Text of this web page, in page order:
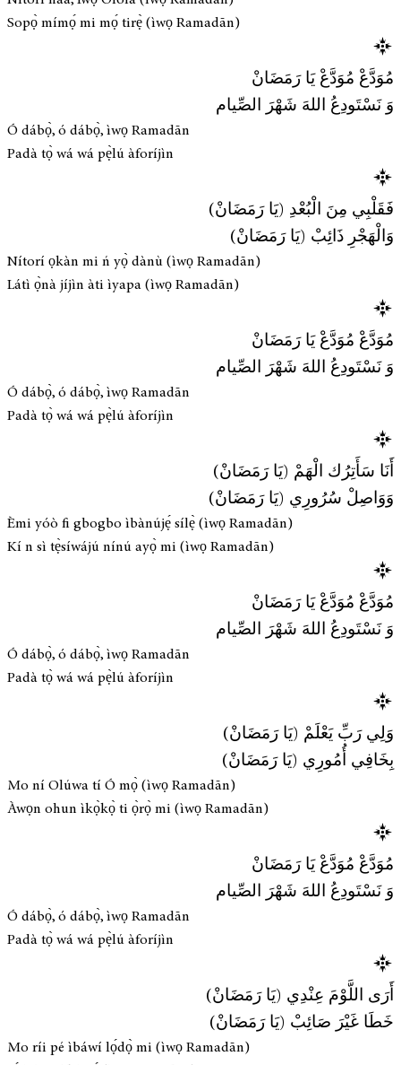
Sopọ̀ mímọ́ mi mọ́ tirẹ̀ (ìwọ Ramadān)
مُوَدَّعْ مُوَدَّعْ يَا رَمَضَانْ
وَ نَسْتَودِعُ اللهَ شَهْرَ الصِّيام
Ó dábọ̀, ó dábọ̀, ìwọ Ramadān
Padà tọ̀ wá wá pẹ̀lú àforíjìn
فَقَلْبِي مِنَ الْبُعْدِ (يَا رَمَضَانْ)
وَالْهَجْرِ ذَائِبْ (يَا رَمَضَانْ)
Nítorí ọkàn mi ń yọ̀ dànù (ìwọ Ramadān)
Látì ọ̀nà jíjìn àti ìyapa (ìwọ Ramadān)
مُوَدَّعْ مُوَدَّعْ يَا رَمَضَانْ
وَ نَسْتَودِعُ اللهَ شَهْرَ الصِّيام
Ó dábọ̀, ó dábọ̀, ìwọ Ramadān
Padà tọ̀ wá wá pẹ̀lú àforíjìn
أَنَا سَأَتِرُك الْهَمْ (يَا رَمَضَانْ)
وَوَاصِلْ سُرُورِي (يَا رَمَضَانْ)
Èmi yóò fi gbogbo ìbànújẹ́ sílẹ̀ (ìwọ Ramadān)
Kí n sì tẹ̀síwájú nínú ayọ̀ mi (ìwọ Ramadān)
مُوَدَّعْ مُوَدَّعْ يَا رَمَضَانْ
وَ نَسْتَودِعُ اللهَ شَهْرَ الصِّيام
Ó dábọ̀, ó dábọ̀, ìwọ Ramadān
Padà tọ̀ wá wá pẹ̀lú àforíjìn
وَلِي رَبِّ يَعْلَمْ (يَا رَمَضَانْ)
بِخَافِي أُمُورِي (يَا رَمَضَانْ)
Mo ní Olúwa tí Ó mọ̀ (ìwọ Ramadān)
Àwọn ohun ìkọ̀kọ̀ ti ọ̀rọ̀ mi (ìwọ Ramadān)
مُوَدَّعْ مُوَدَّعْ يَا رَمَضَانْ
وَ نَسْتَودِعُ اللهَ شَهْرَ الصِّيام
Ó dábọ̀, ó dábọ̀, ìwọ Ramadān
Padà tọ̀ wá wá pẹ̀lú àforíjìn
أَرَى اللَّوْمَ عِنْدِي (يَا رَمَضَانْ)
خَطَا غَيْرَ صَائِبْ (يَا رَمَضَانْ)
Mo ríi pé ìbáwí lọ́dọ̀ mi (ìwọ Ramadān)